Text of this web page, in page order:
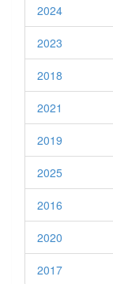
2024
2023
2018
2021
2019
2025
2016
2020
2017